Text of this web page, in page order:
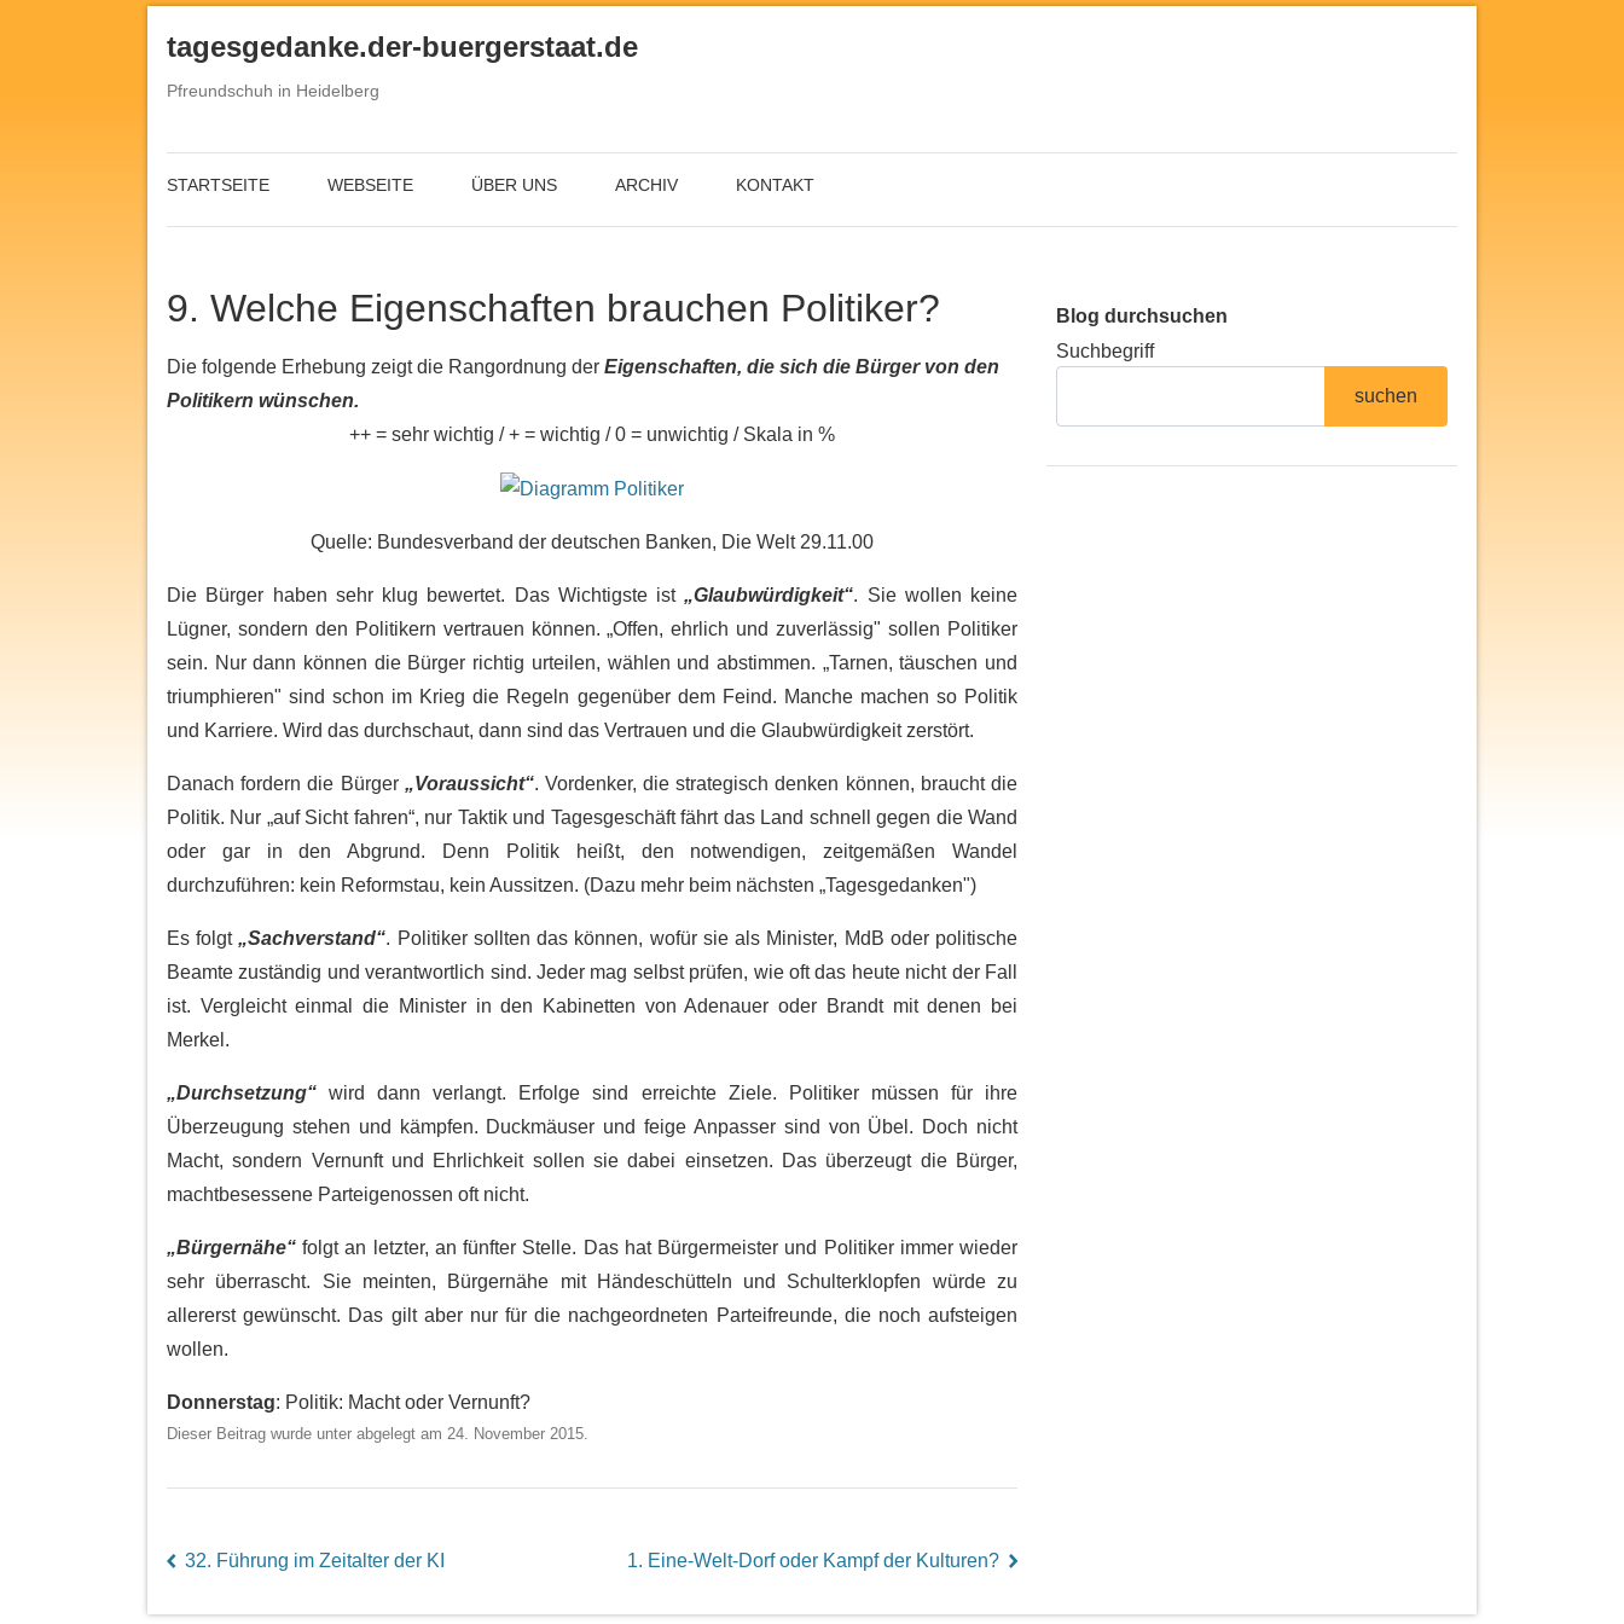
tagesgedanke.der-buergerstaat.de
Pfreundschuh in Heidelberg
STARTSEITE WEBSEITE ÜBER UNS ARCHIV KONTAKT
9. Welche Eigenschaften brauchen Politiker?
Die folgende Erhebung zeigt die Rangordnung der Eigenschaften, die sich die Bürger von den
Politikern wünschen.
++ = sehr wichtig / + = wichtig / 0 = unwichtig / Skala in %
Quelle: Bundesverband der deutschen Banken, Die Welt 29.11.00
Die Bürger haben sehr klug bewertet. Das Wichtigste ist„Glaubwürdigkeit“. Sie wollen keine
Lügner, sondern den Politikern vertrauen können. „Offen, ehrlich und zuverlässig" sollen Politiker
sein. Nur dann können die Bürger richtig urteilen, wählen und abstimmen. „Tarnen, täuschen und
triumphieren" sind schon im Krieg die Regeln gegenüber dem Feind. Manche machen so Politik
und Karriere. Wird das durchschaut, dann sind das Vertrauen und die Glaubwürdigkeit zerstört.
Danach fordern die Bürger „Voraussicht“. Vordenker, die strategisch denken können, braucht die
Politik. Nur „auf Sicht fahren“, nur Taktik und Tagesgeschäft fährt das Land schnell gegen die Wand
oder gar in den Abgrund. Denn Politik heißt, den notwendigen, zeitgemäßen Wandel
durchzuführen: kein Reformstau, kein Aussitzen. (Dazu mehr beim nächsten „Tagesgedanken")
Es folgt„Sachverstand“. Politiker sollten das können, wofür sie als Minister, MdB oder politische
Beamte zuständig und verantwortlich sind. Jeder mag selbst prüfen, wie oft das heute nicht der Fall
ist. Vergleicht einmal die Minister in den Kabinetten von Adenauer oder Brandt mit denen bei
Merkel.
„Durchsetzung“ wird dann verlangt. Erfolge sind erreichte Ziele. Politiker müssen für ihre
Überzeugung stehen und kämpfen. Duckmäuser und feige Anpasser sind von Übel. Doch nicht
Macht, sondern Vernunft und Ehrlichkeit sollen sie dabei einsetzen. Das überzeugt die Bürger,
machtbesessene Parteigenossen oft nicht.
„Bürgernähe“ folgt an letzter, an fünfter Stelle. Das hat Bürgermeister und Politiker immer wieder
sehr überrascht. Sie meinten, Bürgernähe mit Händeschütteln und Schulterklopfen würde zu
allererst gewünscht. Das gilt aber nur für die nachgeordneten Parteifreunde, die noch aufsteigen
wollen.
Donnerstag: Politik: Macht oder Vernunft?
Dieser Beitrag wurde unter abgelegt am 24. November 2015.
left32. Führung im Zeitalter der KI 1. Eine-Welt-Dorf oder Kampf der Kulturen? right
Blog durchsuchen
Suchbegriff
suchen